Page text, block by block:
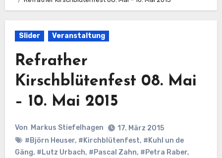
Slider Veranstaltung
Refrather
Kirschblütenfest 08. Mai
– 10. Mai 2015
Von Markus Stiefelhagen
17. März 2015
#Björn Heuser, #Kirchblütenfest, #Kuhl un de
Gäng, #Lutz Urbach, #Pascal Zahn, #Petra Raber,